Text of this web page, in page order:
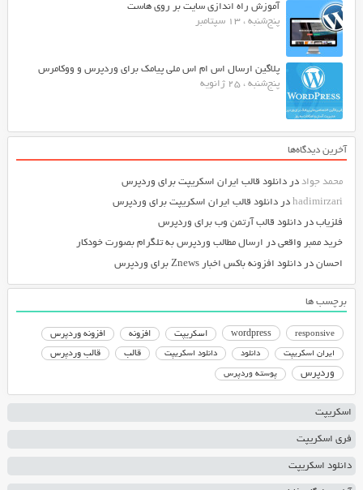
آموزش راه اندازی سایت بر روی هاست
پنج‌شنبه ، 13 سپتامبر
پلاگین ارسال اس ام اس ملی پیامک برای وردپرس و ووکامرس
پنج‌شنبه ، 25 ژانویه
آخرین دیدگاه‌ها
محمد جواددر دانلود قالب ایران اسکریپت برای وردپرس
hadimirzariدر دانلود قالب ایران اسکریپت برای وردپرس
فلزیابدر دانلود قالب آرتمن وب برای وردپرس
خرید ممبر واقعیدر ارسال مطالب وردپرس به تلگرام بصورت خودکار
احساندر دانلود افزونه باکس اخبار Znews برای وردپرس
برچسب ها
responsive
wordpress اسکریپت افزونه افزونه وردپرس
ایران اسکریپت دانلود دانلود اسکریپت قالب قالب وردپرس
وردپرس پوسته وردپرس
اسکریپت
فری اسکریپت
دانلود اسکریپت